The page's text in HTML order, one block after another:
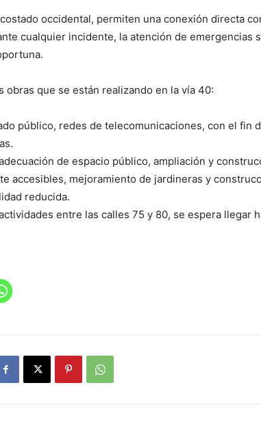
occidental, permiten una conexión directa
cualquier incidente, la atención de emergencias
obras que se están realizando en la vía 40:
público, redes de telecomunicaciones, con el fin
de espacio público, ampliación y
accesibles, mejoramiento de jardineras y
reducida.
entre las calles 75 y 80, se espera llegar